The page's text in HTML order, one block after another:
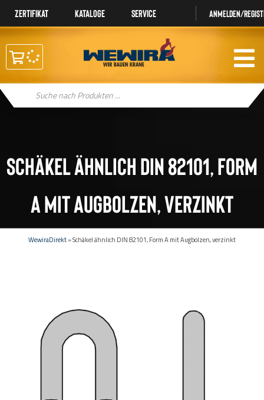
Zertifikat Kataloge Service Anmelden/
Products
search
Schäkel ähnlich DIN 82101, Form
A mit Augbolzen, verzinkt
WewiraDirekt»Schäkel ähnlich DIN 82101, Form A mit Augbolzen, verzinkt